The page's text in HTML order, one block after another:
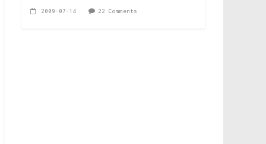
2009-07-14 22 Comments